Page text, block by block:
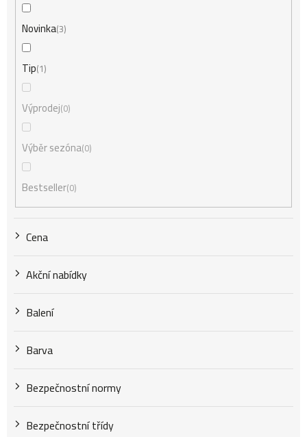
d
u
k
ů
Novinka3
Tip 1
Výprodej 0
Výběr sezóna 0
Bestseller 0
Cena
Akční nabídky
Balení
Barva
Bezpečnostní normy
Bezpečnostní třídy